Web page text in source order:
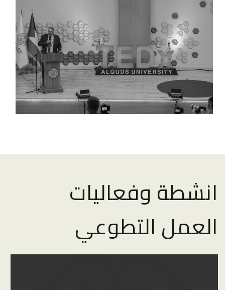
انشطة وفعاليات
العمل التطوعي